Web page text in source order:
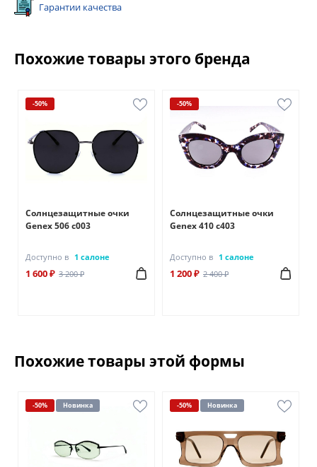
Гарантии качества
Похожие товары этого бренда
-50%
Солнцезащитные очки
Genex 506 с003
Доступно в 1 салоне
1 600 ₽ 3 200 ₽
-50%
Солнцезащитные очки
Genex 410 с403
Доступно в 1 салоне
1 200 ₽ 2 400 ₽
Похожие товары этой формы
-50% Новинка -50% Новинка